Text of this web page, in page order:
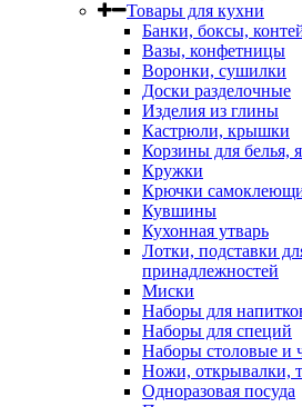
Товары для кухни
Банки, боксы,
Вазы, конфетницы
Воронки, сушилки
Доски разделочные
Изделия из глины
Кастрюли, крышки
Корзины для белья,
Кружки
Крючки
Кувшины
Кухонная утварь
Лотки, подставки
принадлежностей
Миски
Наборы для
Наборы для специй
Наборы столовые и
Ножи, открывалки,
Одноразовая посуда